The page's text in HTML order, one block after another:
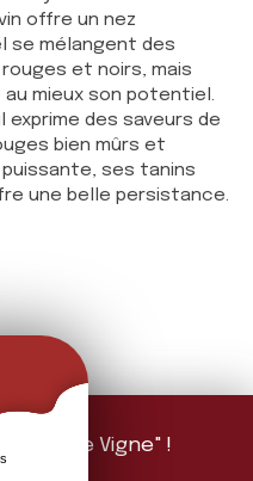
offre un nez
se mélangent des
et noirs, mais
mieux son potentiel.
des saveurs de
bien mûrs et
ses tanins
une belle persistance.
de Vigne" !
mois